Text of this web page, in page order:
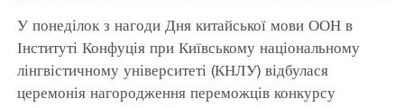
У понеділок з нагоди Дня китайської мови ООН в
Інституті Конфуція при Київському національному
лінгвістичному університеті (КНЛУ) відбулася
церемонія нагородження переможців конкурсу